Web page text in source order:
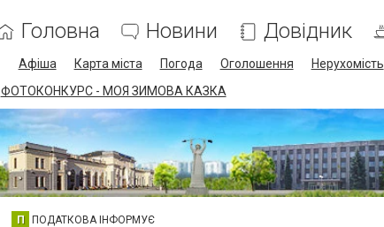
Головна Новини Довідник
Афіша Карта міста Погода Оголошення Нерухомість
ФОТОКОНКУРС - МОЯ ЗИМОВА КАЗКА
П ПОДАТКОВА ІНФОРМУЄ